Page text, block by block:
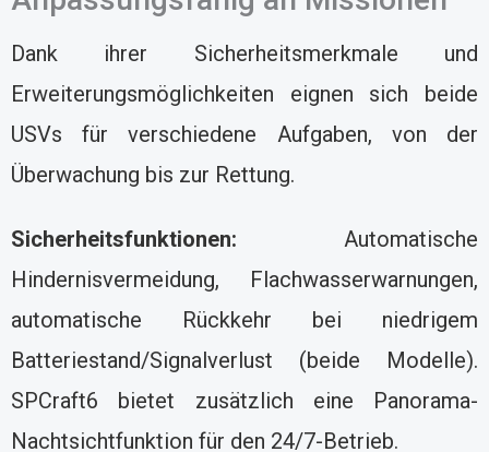
Dank ihrer Sicherheitsmerkmale und
Erweiterungsmöglichkeiten eignen sich beide
USVs für verschiedene Aufgaben, von der
Überwachung bis zur Rettung.
Sicherheitsfunktionen: Automatische
Hindernisvermeidung, Flachwasserwarnungen,
automatische Rückkehr bei niedrigem
Batteriestand/Signalverlust (beide Modelle).
SPCraft6 bietet zusätzlich eine Panorama-
Nachtsichtfunktion für den 24/7-Betrieb.